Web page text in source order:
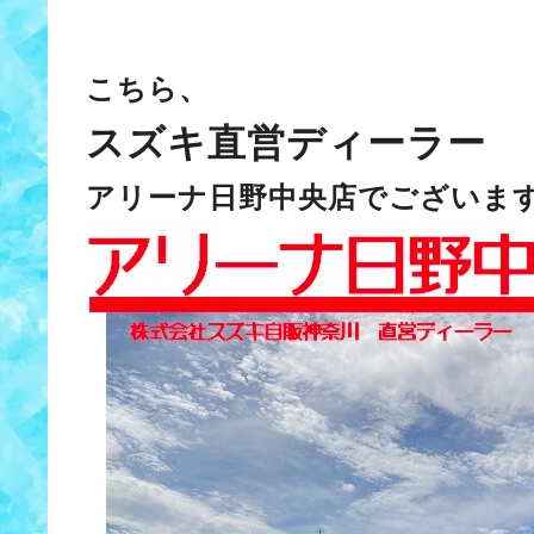
こちら、
スズキ直営ディーラー
アリーナ日野中央店でございま